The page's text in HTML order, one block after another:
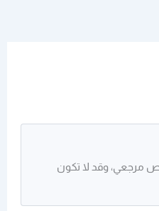
2023. حُفظ كنص مرجعي، وقد لا تكون